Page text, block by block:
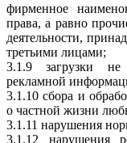
фирменное
права, а равно
деятельности,
третьими лицами;
3.1.9 загрузки не
рекламной
3.1.10 сбора и
о частной жизни
3.1.11 нарушения
3.1.12 нарушения